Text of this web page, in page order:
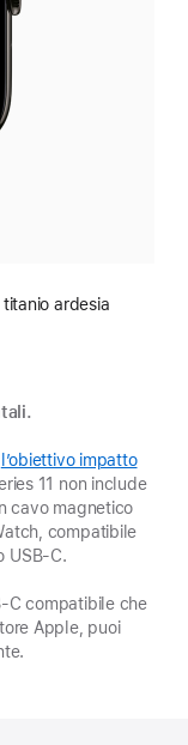
ardesia
l’obiettivo impatto
11 non include
cavo magnetico
compatibile
USB‑C.
compatibile che
Apple, puoi